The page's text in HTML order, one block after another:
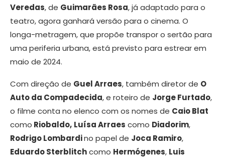
Veredas, de Guimarães Rosa, já adaptado para o
teatro, agora ganhará versão para o cinema. O
longa-metragem, que propõe transpor o sertão para
uma periferia urbana, está previsto para estrear em
maio de 2024.
Com direção de Guel Arraes, também diretor de O
Auto da Compadecida, e roteiro de Jorge Furtado,
o filme conta no elenco com os nomes de Caio Blat
como Riobaldo, Luísa Arraes como Diadorim,
Rodrigo Lombardino papel de Joca Ramiro,
Eduardo Sterblitchcomo Hermógenes, Luis